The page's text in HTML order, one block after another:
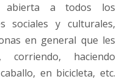
abierta a todos los
sociales y culturales,
en general que les
haciendo
en bicicleta, etc.